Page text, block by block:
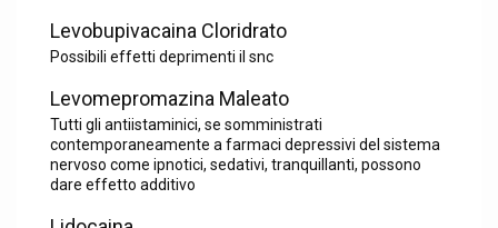
Levobupivacaina Cloridrato
Possibili effetti deprimenti il snc
Levomepromazina Maleato
Tutti gli antiistaminici, se somministrati
contemporaneamente a farmaci depressivi del sistema
nervoso come ipnotici, sedativi, tranquillanti, possono
dare effetto additivo